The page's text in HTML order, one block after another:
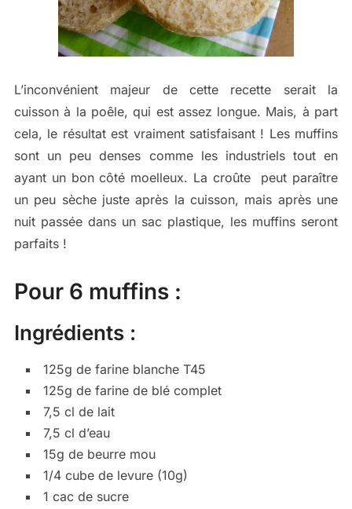
L’inconvénient majeur de cette recette serait la
cuisson à la poêle, qui est assez longue. Mais, à part
cela, le résultat est vraiment satisfaisant ! Les muffins
sont un peu denses comme les industriels tout en
ayant un bon côté moelleux. La croûte peut paraître
un peu sèche juste après la cuisson, mais après une
nuit passée dans un sac plastique, les muffins seront
parfaits !
Pour 6 muffins :
Ingrédients :
125g de farine blanche T45
125g de farine de blé complet
7,5 cl de lait
7,5 cl d’eau
15g de beurre mou
1/4 cube de levure (10g)
1 cac de sucre